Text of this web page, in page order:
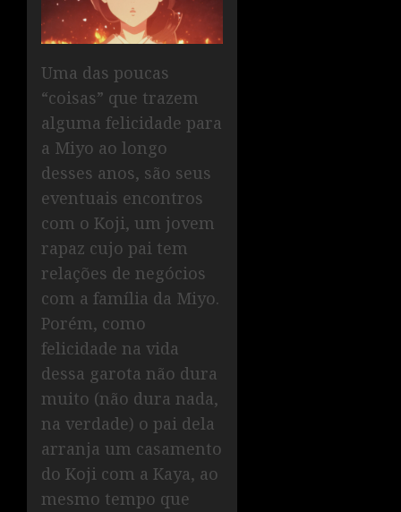
Uma das poucas
“coisas” que trazem
alguma felicidade para
a Miyo ao longo
desses anos, são seus
eventuais encontros
com o Koji, um jovem
rapaz cujo pai tem
relações de negócios
com a família da Miyo.
Porém, como
felicidade na vida
dessa garota não dura
muito (não dura nada,
na verdade) o pai dela
arranja um casamento
do Koji com a Kaya, ao
mesmo tempo que